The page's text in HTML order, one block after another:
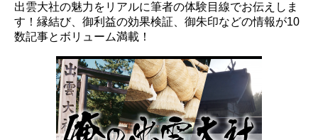
出雲大社の魅力をリアルに筆者の体験目線でお伝えしま
す！縁結び、御利益の効果検証、御朱印などの情報が10
数記事とボリューム満載！